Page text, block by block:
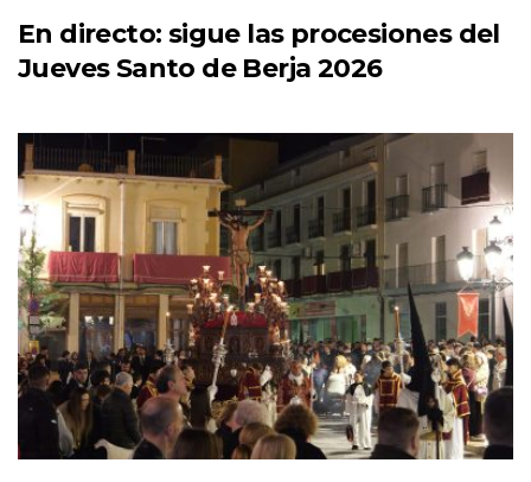
En directo: sigue las procesiones del
Jueves Santo de Berja 2026